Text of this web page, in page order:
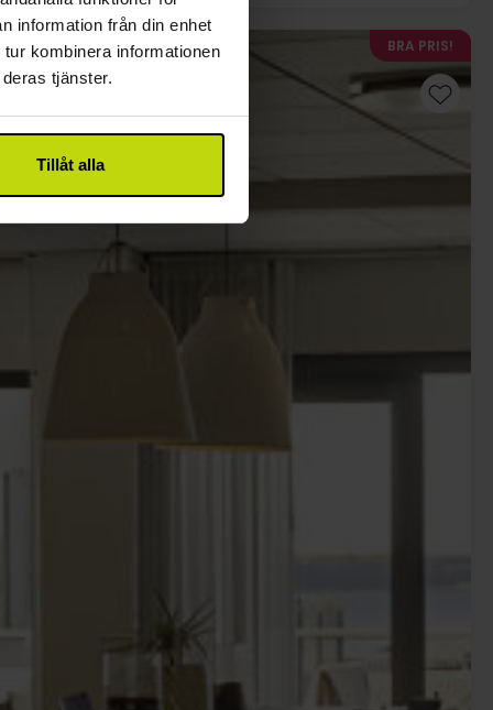
information från din enhet
kombinera informationen
tjänster.
Tillåt alla
BRA PRIS!